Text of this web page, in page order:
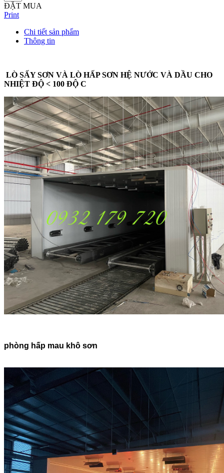
ĐẶT MUA
Print
Chi tiết sản phẩm
Thông tin
LÒ SẤY SƠN VÀ LÒ HẤP SƠN HỆ NƯỚC VÀ DẦU CHO
NHIỆT ĐỘ < 100 ĐỘ C
phòng hấp mau khô sơn